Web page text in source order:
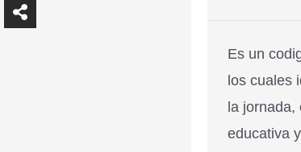
Es un
los cuales
la
educativa